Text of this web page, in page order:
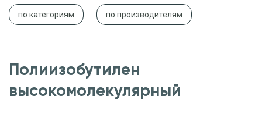
по категориям по производителям
Полиизобутилен
высокомолекулярный